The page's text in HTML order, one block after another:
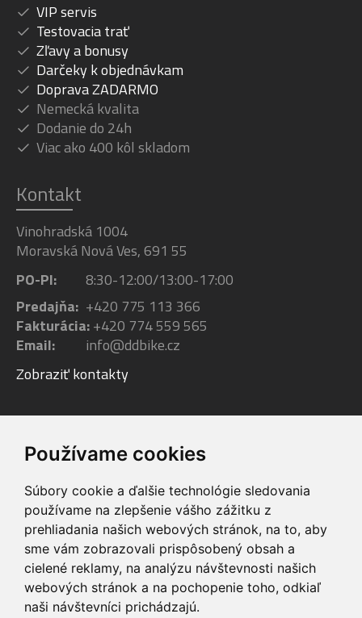
Používame cookies
Súbory cookie a ďalšie technológie sledovania
používame na zlepšenie vášho zážitku z
prehliadania našich webových stránok, na to, aby
sme vám zobrazovali prispôsobený obsah a
cielené reklamy, na analýzu návštevnosti našich
webových stránok a na pochopenie toho, odkiaľ
naši návštevníci prichádzajú.
VIP servis
Testovacia trať
Zľavy a bonusy
Darčeky k objednávkam
Doprava ZADARMO
Nemecká kvalita
Dodanie do 24h
Viac ako 400 kôl skladom
Kontakt
Vinohradská 1004
Moravská Nová Ves, 691 55
PO-PI:
8:30-12:00/13:00-17:00
Predajňa: +420 775 113 366
Fakturácia:+420 774 559 565
Email:
info@ddbike.cz
Zobraziť kontakty
Facebook Instagram
VIP servis
na zakúpené
elektrobicykle
Testovacia trať
možnosť vyskúšať si
elektrobicykle
Doprava ZADARMO